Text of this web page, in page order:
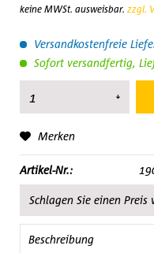
keine MWSt. ausweisbar. zzgl.
Versandkostenfreie
Sofort versandfertig,
Merken
Artikel-Nr.:
Schlagen Sie einen Preis
Beschreibung